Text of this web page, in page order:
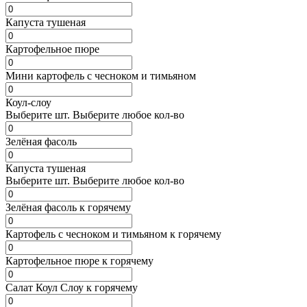
Капуста тушеная
Картофельное пюре
Мини картофель с чесноком и тимьяном
Коул-слоу
Выберите шт. Выберите любое кол-во
Зелёная фасоль
Капуста тушеная
Выберите шт. Выберите любое кол-во
Зелёная фасоль к горячему
Картофель с чесноком и тимьяном к горячему
Картофельное пюре к горячему
Салат Коул Слоу к горячему